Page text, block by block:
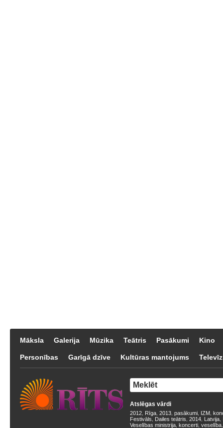
Māksla Galerija Mūzika Teātris Pasākumi Kino
Personības Garīgā dzīve Kultūras mantojums
Atslēgas vārdi
2012 Rīga 2013 pasākumi IZM
Festivāls
Dailes teātris 2014 Latvija
Veselības ministrija koncerti veselība